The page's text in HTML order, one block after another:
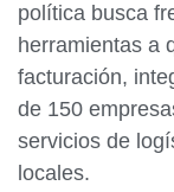
política busca
herramientas a
facturación,
de 150
servicios de
locales.